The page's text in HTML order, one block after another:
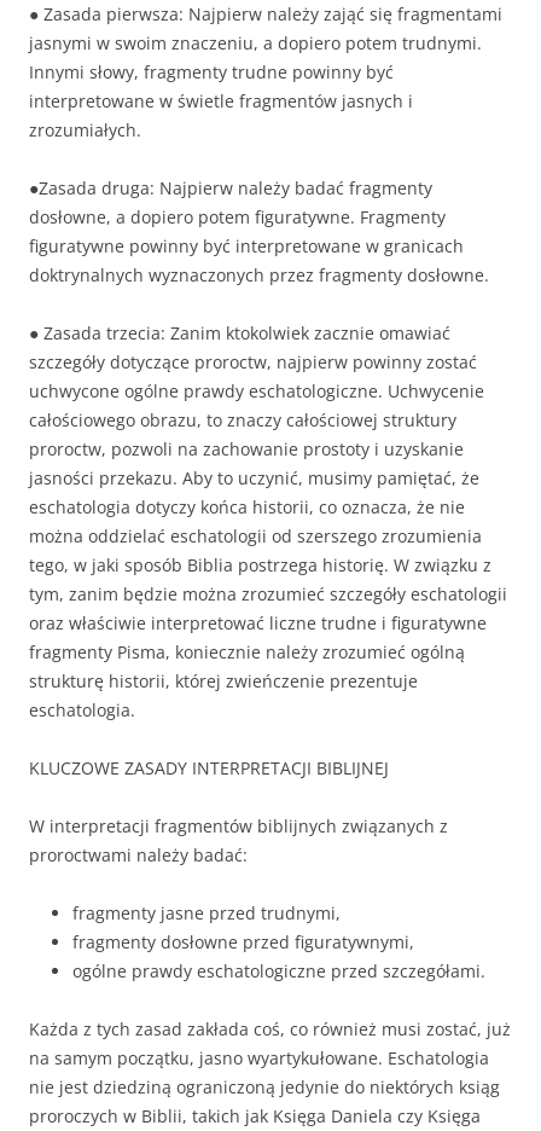
● Zasada pierwsza: Najpierw należy zająć się fragmentami
jasnymi w swoim znaczeniu, a dopiero potem trudnymi.
Innymi słowy, fragmenty trudne powinny być
interpretowane w świetle fragmentów jasnych i
zrozumiałych.
●Zasada druga: Najpierw należy badać fragmenty
dosłowne, a dopiero potem figuratywne. Fragmenty
figuratywne powinny być interpretowane w granicach
doktrynalnych wyznaczonych przez fragmenty dosłowne.
● Zasada trzecia: Zanim ktokolwiek zacznie omawiać
szczegóły dotyczące proroctw, najpierw powinny zostać
uchwycone ogólne prawdy eschatologiczne. Uchwycenie
całościowego obrazu, to znaczy całościowej struktury
proroctw, pozwoli na zachowanie prostoty i uzyskanie
jasności przekazu. Aby to uczynić, musimy pamiętać, że
eschatologia dotyczy końca historii, co oznacza, że nie
można oddzielać eschatologii od szerszego zrozumienia
tego, w jaki sposób Biblia postrzega historię. W związku z
tym, zanim będzie można zrozumieć szczegóły eschatologii
oraz właściwie interpretować liczne trudne i figuratywne
fragmenty Pisma, koniecznie należy zrozumieć ogólną
strukturę historii, której zwieńczenie prezentuje
eschatologia.
KLUCZOWE ZASADY INTERPRETACJI BIBLIJNEJ
W interpretacji fragmentów biblijnych związanych z
proroctwami należy badać:
fragmenty jasne przed trudnymi,
fragmenty dosłowne przed figuratywnymi,
ogólne prawdy eschatologiczne przed szczegółami.
Każda z tych zasad zakłada coś, co również musi zostać, już
na samym początku, jasno wyartykułowane. Eschatologia
nie jest dziedziną ograniczoną jedynie do niektórych ksiąg
proroczych w Biblii, takich jak Księga Daniela czy Księga